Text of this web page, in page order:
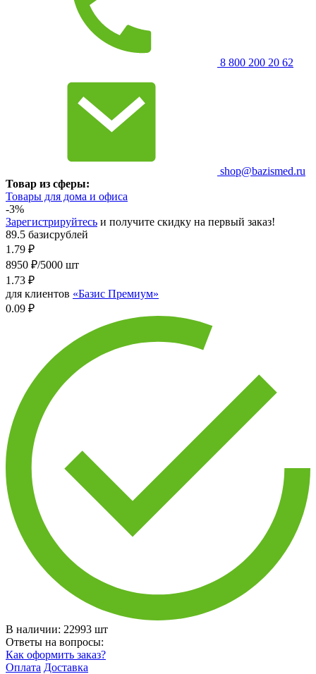
8 800 200 20 62
shop@bazismed.ru
Товар из сферы:
Товары для дома и офиса
-3%
Зарегистрируйтесь и получите скидку на первый заказ!
89.5 базисрублей
1.79 ₽
8950 ₽/5000 шт
1.73 ₽
для клиентов «Базис Премиум»
0.09 ₽
В наличии: 22993 шт
Ответы на вопросы:
Как оформить заказ?
Оплата Доставка